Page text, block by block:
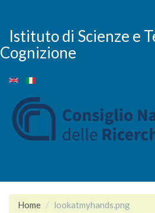
main
content
Istituto di Scienze e
Cognizione
Home lookatmyhands.png